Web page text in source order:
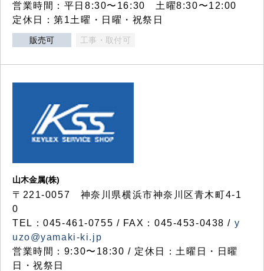
営業時間：平日8:30〜16:30 土曜8:30〜12:00
定休日：第1土曜・日曜・祝祭日
販売可 工事・取付可
山木金属(株)
〒221-0057 神奈川県横浜市神奈川区青木町4-1
0
TEL：045-461-0755 / FAX：045-453-0438 / y
uzo@yamaki-ki.jp
営業時間：9:30〜18:30 / 定休日：土曜日・日曜
日・祝祭日